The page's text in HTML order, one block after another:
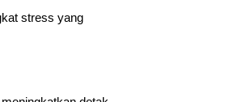
stress yang